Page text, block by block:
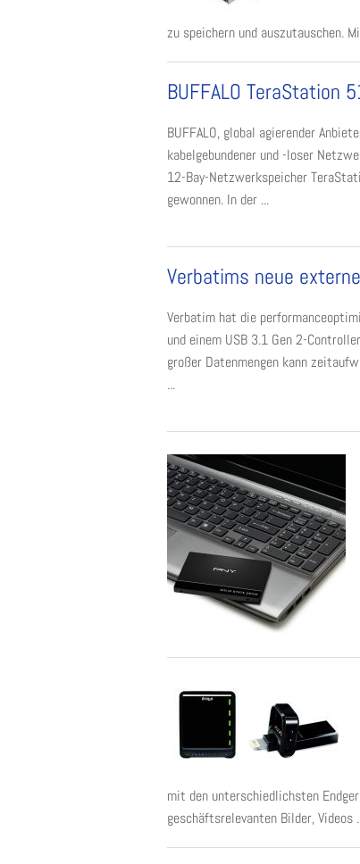
zu speichern und auszutauschen.
BUFFALO TeraStation
BUFFALO, global agierender
kabelgebundener und -loser
12-Bay-Netzwerkspeicher
gewonnen. In der ...
Verbatims neue
Verbatim hat die
und einem USB 3.1 Gen 2-
großer Datenmengen kann
...
mit den unterschiedlichsten
geschäftsrelevanten Bilder, Videos